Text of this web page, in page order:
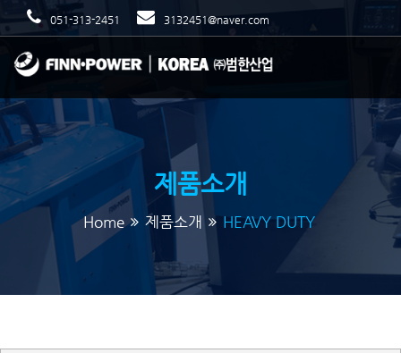
051-313-2451 3132451@naver.com
제품소개
Home 제품소개 HEAVY DUTY